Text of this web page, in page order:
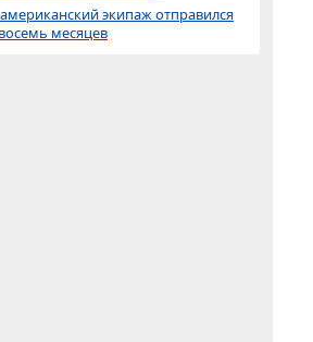
экипаж отправился
месяцев